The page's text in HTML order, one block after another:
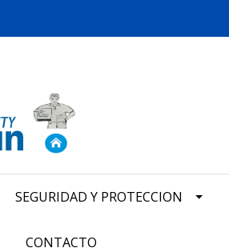
SEGURIDAD Y PROTECCION
CONTACTO